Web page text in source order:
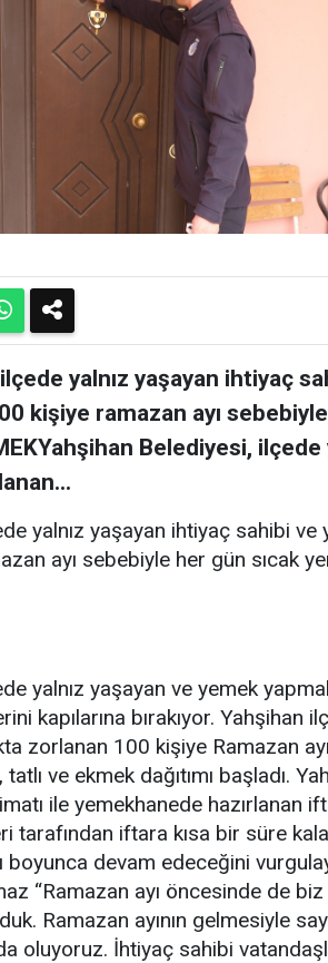
yalnız yaşayan ihtiyaç
kişiye ramazan ayı
Belediyesi,
yalnız yaşayan ihtiyaç sahibi ve
ayı sebebiyle her gün sıcak
yalnız yaşayan ve yemek
kapılarına bırakıyor. Yahşihan
zorlanan 100 kişiye Ramazan
ve ekmek dağıtımı başladı.
ile yemekhanede hazırlanan
tarafından iftara kısa bir süre kala
boyunca devam edeceğini
“Ramazan ayı öncesinde de
Ramazan ayının gelmesiyle
oluyoruz. İhtiyaç sahibi